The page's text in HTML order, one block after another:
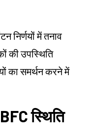
निर्णयों में तनाव
की उपस्थिति
का समर्थन करने में
स्थिति